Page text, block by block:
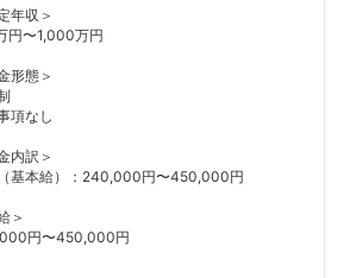
年収＞
円〜1,000万円
形態＞
項なし
内訳＞
基本給）：240,000円〜450,000円
＞
円〜450,000円